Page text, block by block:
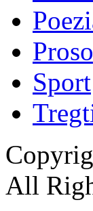
Sport
All